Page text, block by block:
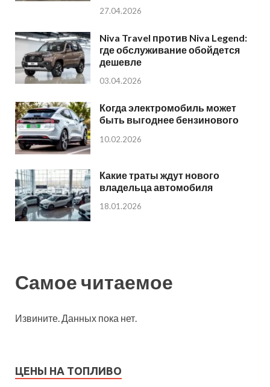
27.04.2026
Niva Travel против Niva Legend:
где обслуживание обойдется
дешевле
03.04.2026
Когда электромобиль может
быть выгоднее бензинового
10.02.2026
Какие траты ждут нового
владельца автомобиля
18.01.2026
Самое читаемое
Извините. Данных пока нет.
ЦЕНЫ НА ТОПЛИВО